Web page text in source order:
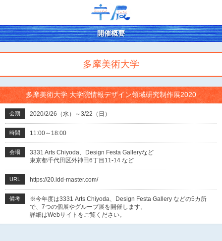
開催概要
多摩美術大学
多摩美術大学 大学院情報デザイン領域研究制作展2020
会期 2020/2/26（水）～3/22（日）
時間 11:00～18:00
会場
3331 Arts Chiyoda、Design Festa Galleryなど
東京都千代田区外神田6丁目11-14 など
URL https://20.idd-master.com/
備考
※今年度は3331 Arts Chiyoda、Design Festa Gallery などの5カ所
で、7つの個展やグループ展を開催します。
詳細はWebサイトをご覧ください。